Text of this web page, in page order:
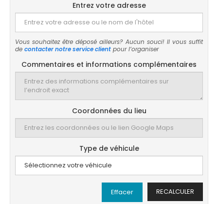
Entrez votre adresse
Vous souhaitez être déposé ailleurs? Aucun souci! Il vous suffit
de contacter notre service client pour l’organiser
Commentaires et informations complémentaires
Coordonnées du lieu
Type de véhicule
RECALCULER
Effacer